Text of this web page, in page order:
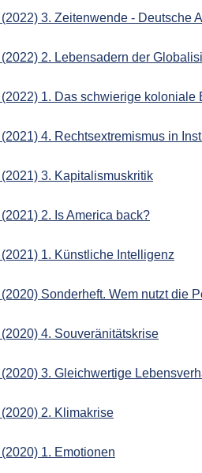
3. Zeitenwende - Deutsche
2. Lebensadern der
1. Das schwierige koloniale
4. Rechtsextremismus in
3. Kapitalismuskritik
2. Is America back?
1. Künstliche Intelligenz
Sonderheft. Wem nutzt die
4. Souveränitätskrise
3. Gleichwertige
2. Klimakrise
1. Emotionen